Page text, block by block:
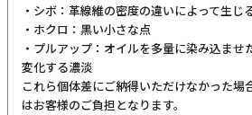
・シボ：革線維の密度の違いによって生じ
・ホクロ：黒い小さな点
・プルアップ：オイルを多量に染み込ま
変化する濃淡
これら個体差にご納得いただけなかった場
はお客様のご負担となります。